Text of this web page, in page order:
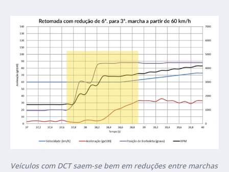
Veículos com DCT saem-se bem em reduções entre marchas